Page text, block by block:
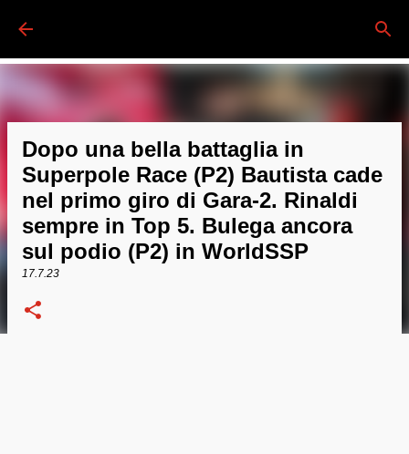
Dopo una bella battaglia in
Superpole Race (P2) Bautista cade
nel primo giro di Gara-2. Rinaldi
sempre in Top 5. Bulega ancora
sul podio (P2) in WorldSSP
17.7.23